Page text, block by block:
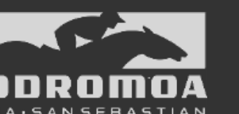
08 17:30 Abuztuaren 2a / 2 de
Abuztuaren 9a / 9 de
08 12:08 Abuztaren 12a / 12 de